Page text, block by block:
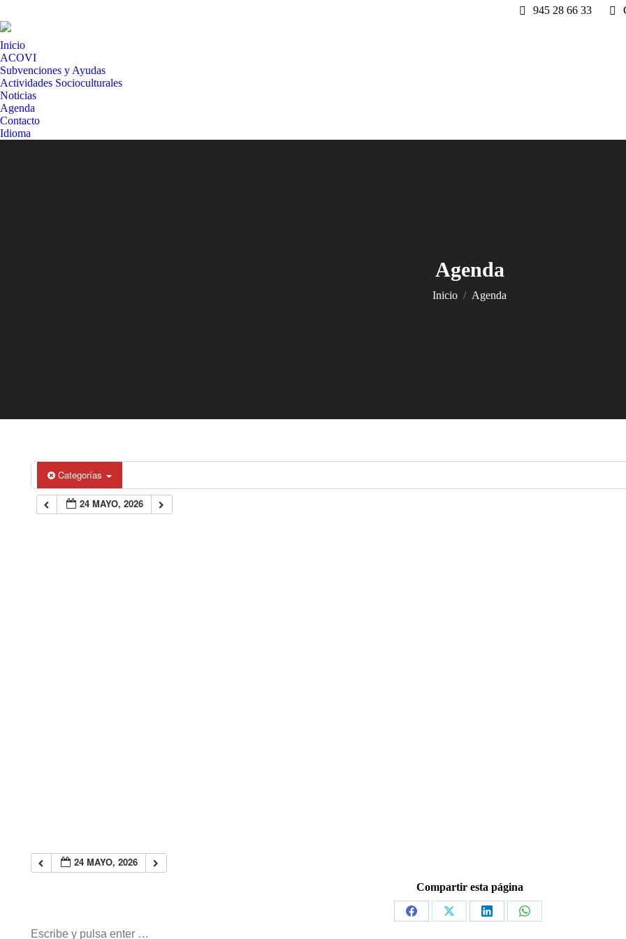
945 28 66 33
Inicio
ACOVI
Subvenciones y Ayudas
Actividades Socioculturales
Noticias
Agenda
Contacto
Idioma
Agenda
Estás aquí:
Inicio
Agenda
Categorías
24 MAYO, 2026
24 MAYO, 2026
Compartir esta página
Share
Share
Share
Share
Buscar: